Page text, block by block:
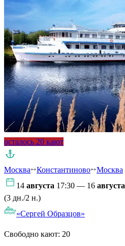
осталось 20 кают
Москва Константиново
Москва
14 августа 17:30 — 16 августа
(3 дн./2 н.)
«Сергей Образцов»
Свободно кают: 20